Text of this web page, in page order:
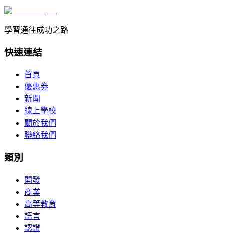
學習通往成功之路
快速連結
首頁
優惠券
新聞
線上學校
關於我們
聯絡我們
類別
開發
商業
高等教育
語言
認證